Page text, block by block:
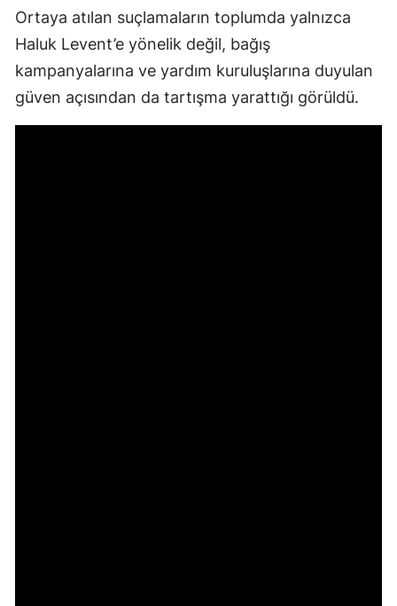
Ortaya atılan suçlamaların toplumda yalnızca
Haluk Levent’e yönelik değil, bağış
kampanyalarına ve yardım kuruluşlarına duyulan
güven açısından da tartışma yarattığı görüldü.